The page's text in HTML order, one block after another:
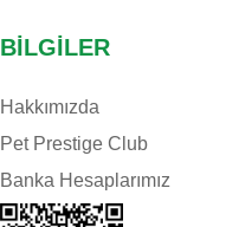
BILGILER
Hakkımızda
Pet Prestige Club
Banka Hesaplarımız